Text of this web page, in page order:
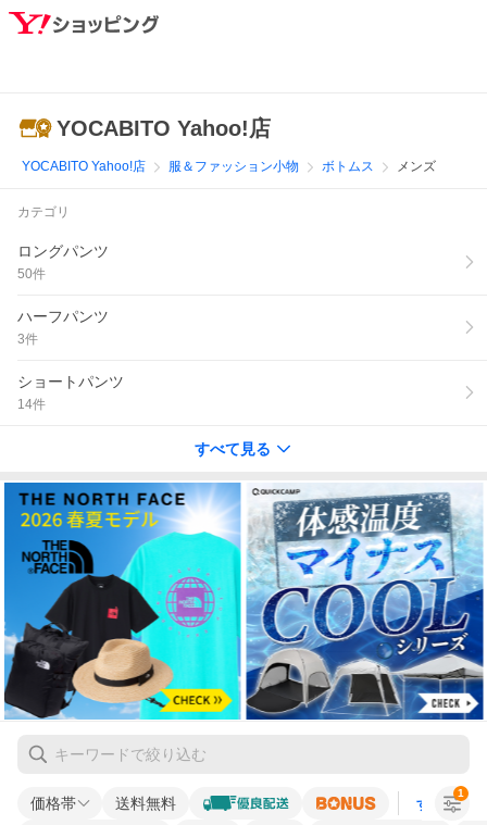
YOCABITO Yahoo!店
YOCABITO Yahoo!店 服＆ファッション小物 ボトムス メンズ
カテゴリ
ロングパンツ
50件
ハーフパンツ
3件
ショートパンツ
14件
すべて見る
価格帯 送料無料 すべての条
1